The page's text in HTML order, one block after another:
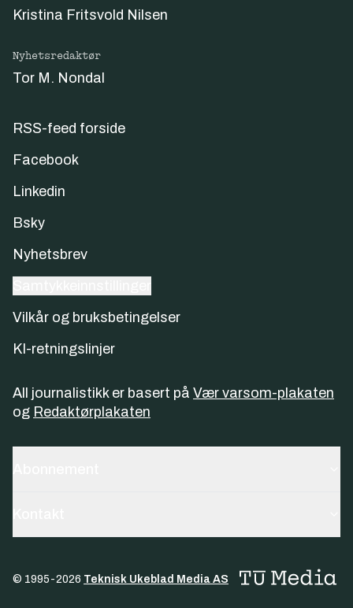
Kristina Fritsvold Nilsen
Nyhetsredaktør
Tor M. Nondal
RSS-feed forside
Facebook
Linkedin
Bsky
Nyhetsbrev
Vilkår og bruksbetingelser
KI-retningslinjer
All journalistikk er basert på Vær varsom-plakaten
og Redaktørplakaten
© 1995-2026 Teknisk Ukeblad Media AS